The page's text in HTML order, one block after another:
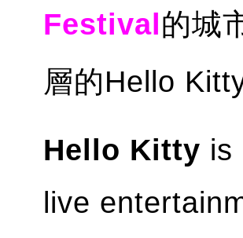
Festival 的城
層的Hello Kitty
Hello Kitty is
live